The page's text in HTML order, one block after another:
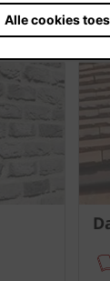
Alle cookies